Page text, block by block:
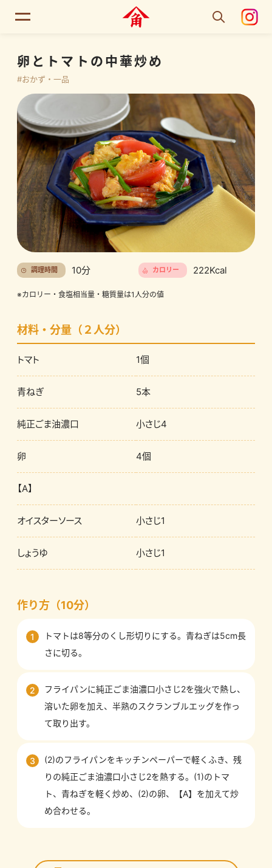
卵とトマトの中華炒め
#おかず・一品
調理時間 10分 カロリー 222Kcal
※カロリー・食塩相当量・糖質量は1人分の値
材料・分量（２人分）
トマト 1個
青ねぎ 5本
純正ごま油濃口 小さじ4
卵 4個
【A】
オイスターソース 小さじ1
しょうゆ 小さじ1
作り方（10分）
1
トマトは8等分のくし形切りにする。青ねぎは5cm長
さに切る。
2
フライパンに純正ごま油濃口小さじ2を強火で熱し、
溶いた卵を加え、半熟のスクランブルエッグを作っ
て取り出す。
3
(2)のフライパンをキッチンペーパーで軽くふき、残
りの純正ごま油濃口小さじ2を熱する。(1)のトマ
ト、青ねぎを軽く炒め、(2)の卵、【A】を加えて炒
め合わせる。